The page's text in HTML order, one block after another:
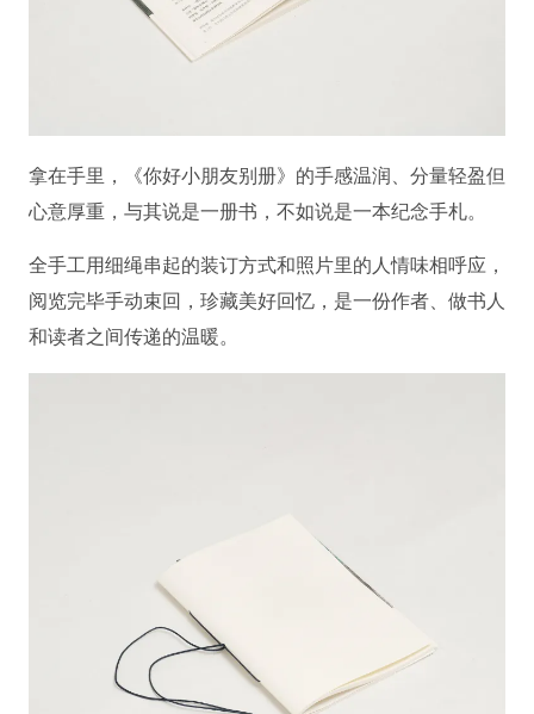
拿在手里，《你好小朋友别册》的手感温润、分量轻盈但
心意厚重，与其说是一册书，不如说是一本纪念手札。
全手工用细绳串起的装订方式和照片里的人情味相呼应，
阅览完毕手动束回，珍藏美好回忆，是一份作者、做书人
和读者之间传递的温暖。